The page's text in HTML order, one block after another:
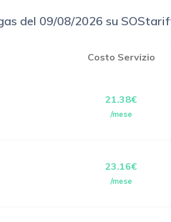
del 09/08/2026 su
Costo Servizio
21.38€
/mese
23.16€
/mese